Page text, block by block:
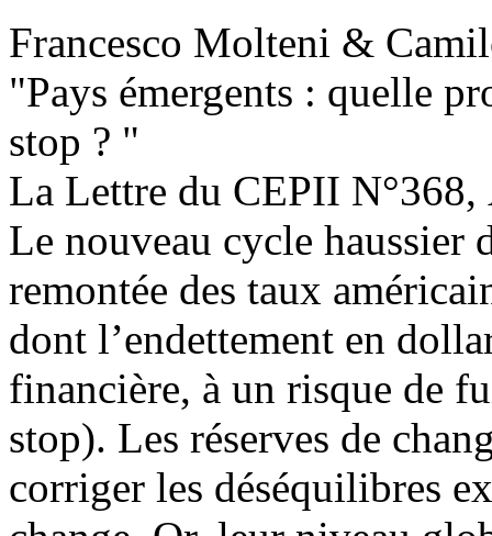
Francesco Molteni &
"Pays émergents : quelle
stop ? "
La Lettre du CEPII N°368,
Le nouveau cycle
remontée des taux
dont l’endettement en
financière, à un risque de
stop). Les réserves de
corriger les déséquilibres